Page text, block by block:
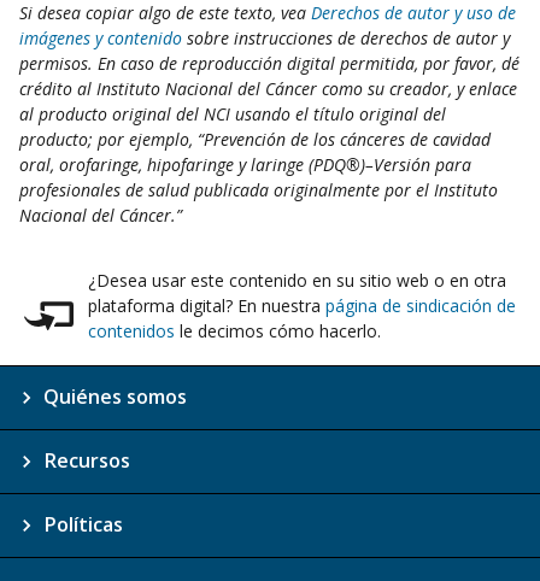
Si desea copiar algo de este texto, vea Derechos de autor y uso de
imágenes y contenido sobre instrucciones de derechos de autor y
permisos. En caso de reproducción digital permitida, por favor, dé
crédito al Instituto Nacional del Cáncer como su creador, y enlace
al producto original del NCI usando el título original del
producto; por ejemplo, “Prevención de los cánceres de cavidad
oral, orofaringe, hipofaringe y laringe (PDQ®)–Versión para
profesionales de salud publicada originalmente por el Instituto
Nacional del Cáncer.”
¿Desea usar este contenido en su sitio web o en otra
plataforma digital? En nuestra página de sindicación de
contenidos le decimos cómo hacerlo.
Quiénes somos
Recursos
Políticas